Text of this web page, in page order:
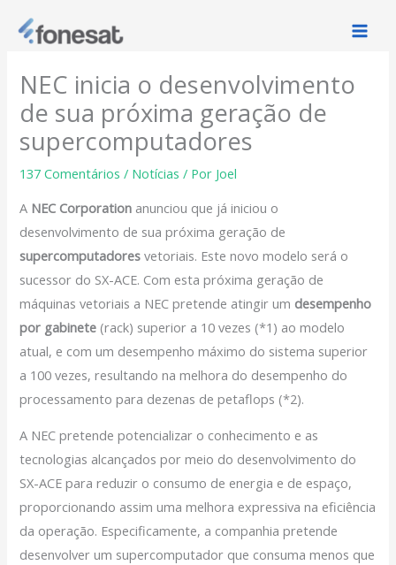
para
conteúdo
NEC inicia o desenvolvimento
de sua próxima geração de
supercomputadores
137 Comentários / Notícias / Por Joel
A NEC Corporation anunciou que já iniciou o
desenvolvimento de sua próxima geração de
supercomputadores vetoriais. Este novo modelo será o
sucessor do SX-ACE. Com esta próxima geração de
máquinas vetoriais a NEC pretende atingir um desempenho
por gabinete (rack) superior a 10 vezes (*1) ao modelo
atual, e com um desempenho máximo do sistema superior
a 100 vezes, resultando na melhora do desempenho do
processamento para dezenas de petaflops (*2).
A NEC pretende potencializar o conhecimento e as
tecnologias alcançados por meio do desenvolvimento do
SX-ACE para reduzir o consumo de energia e de espaço,
proporcionando assim uma melhora expressiva na eficiência
da operação. Especificamente, a companhia pretende
desenvolver um supercomputador que consuma menos que